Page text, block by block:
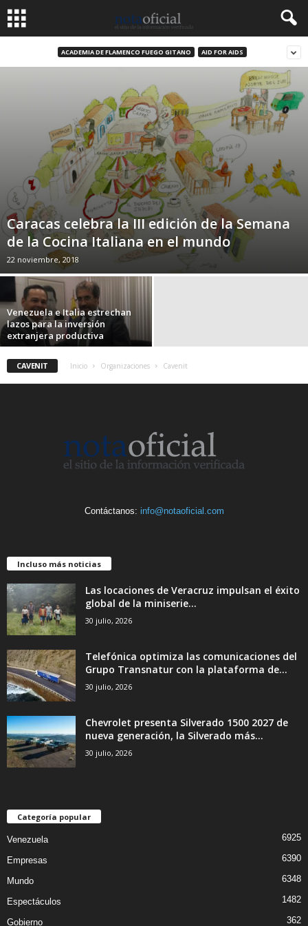
ACADEMIA DE FLAMENCO FUEGO GITANO AID FOR AIDS
Caracas celebra la III edición de la Semana
de la Cocina Italiana en el mundo
22 noviembre, 2018
Venezuela e Italia estrechan
lazos para la inversión
extranjera productiva
CAVENIT Inicio Organizaciones Cavenit
Contáctanos: info@notaoficial.com
Incluso más noticias
Las locaciones de Veracruz impulsan el éxito
global de la miniserie...
30 julio, 2026
Telefónica optimiza las comunicaciones del
Grupo Transnatur con la plataforma de...
30 julio, 2026
Chevrolet presenta Silverado 1500 2027 de
nueva generación, la Silverado más...
30 julio, 2026
Categoría popular
Venezuela 6925
Empresas 6390
Mundo 6348
Espectáculos 1482
Gobierno 362